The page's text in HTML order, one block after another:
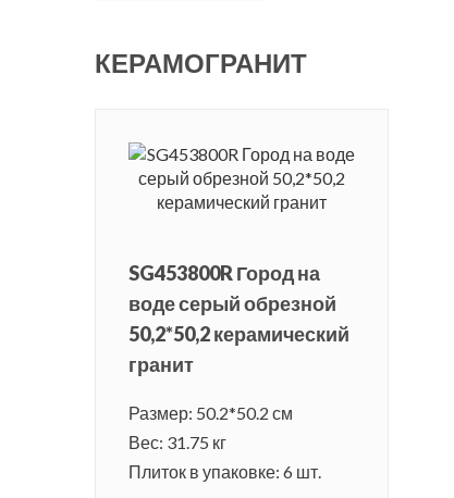
КЕРАМОГРАНИТ
SG453800R Город на
воде серый обрезной
50,2*50,2 керамический
гранит
Размер: 50.2*50.2 см
Вес: 31.75 кг
Плиток в упаковке: 6 шт.